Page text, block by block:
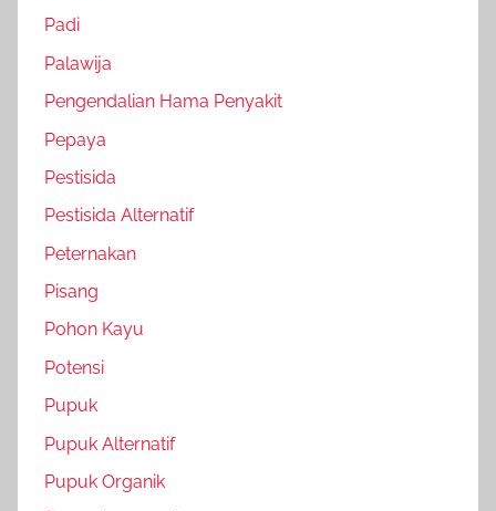
Padi
Palawija
Pengendalian Hama Penyakit
Pepaya
Pestisida
Pestisida Alternatif
Peternakan
Pisang
Pohon Kayu
Potensi
Pupuk
Pupuk Alternatif
Pupuk Organik